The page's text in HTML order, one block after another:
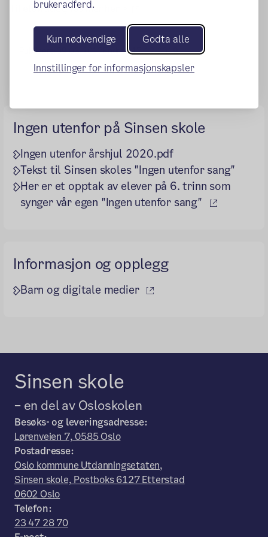
brukeradferd.
Kun nødvendige Godta alle
Innstillinger for informasjonskapsler
Til elevrådet, les mer her >
Publisert:09.03.2017Endret:17.12.2019
Ingen utenfor på Sinsen skole
Ingen utenfor årshjul 2020.pdf
Tekst til Sinsen skoles "Ingen utenfor sang"
Her er et opptak av elever på 6. trinn som
synger vår egen "Ingen utenfor sang"
(ekstern
Informasjon og opplegg
Barn og digitale medier (ekstern lenke)
Sinsen skole
– en del av Osloskolen
Besøks- og leveringsadresse:
Lørenveien 7, 0585 Oslo
Postadresse:
Oslo kommune Utdanningsetaten,
Sinsen skole, Postboks 6127 Etterstad
0602 Oslo
Telefon:
23 47 28 70